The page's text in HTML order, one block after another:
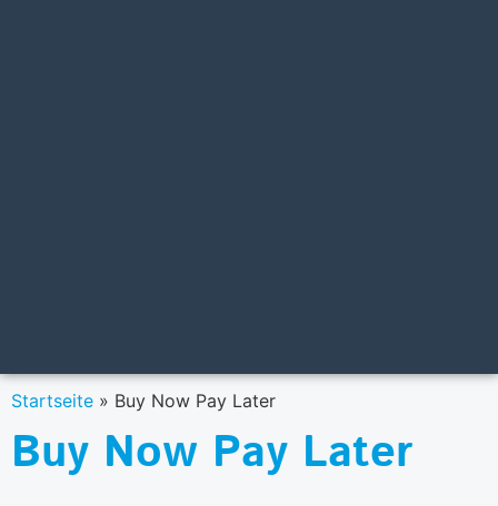
Startseite » Buy Now Pay Later
Buy Now Pay Later